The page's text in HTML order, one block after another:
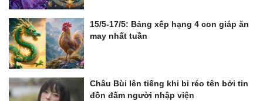
15/5-17/5: Bảng xếp hạng 4 con giáp ăn
may nhất tuần
Châu Bùi lên tiếng khi bi réo tên bởi tin
đồn đấm người nhập viện